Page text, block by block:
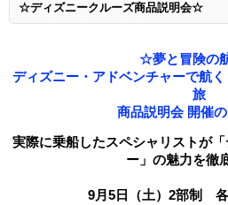
☆ディズニークルーズ商品説明会☆
☆夢と冒険の
旅
商品説明会 開催
実際に乗船したスペシャリストが